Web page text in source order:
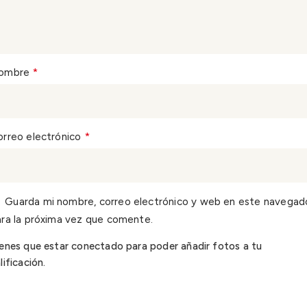
*
electrónico *
Guarda mi nombre, correo electrónico y web en este
la próxima vez que comente.
que estar conectado para poder añadir fotos a tu